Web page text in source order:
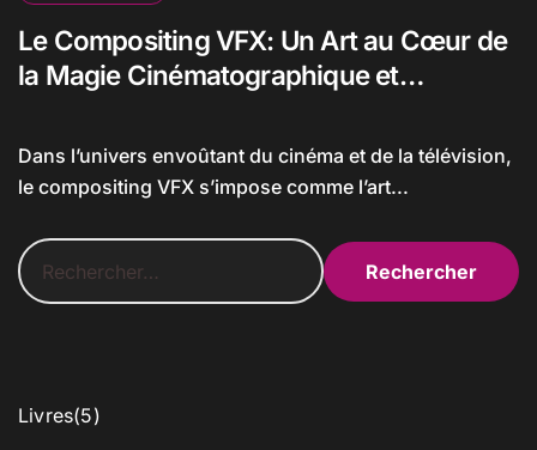
Le Compositing VFX: Un Art au Cœur de
la Magie Cinématographique et
Dans l’univers envoûtant du cinéma et de la télévision,
le compositing VFX s’impose comme l’art...
R
e
cLivres 55